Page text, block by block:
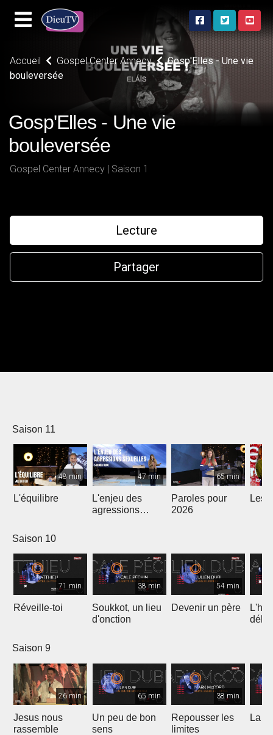
Accueil Gospel Center Annecy
Gosp'Elles - Une vie
bouleversée
Gosp'Elles - Une vie
bouleversée
Gospel Center Annecy | Saison 1
Lecture
Partager
Saison 11
48 min
L'équilibre
47 min
L'enjeu des
agressions
65 min
Paroles pour
2026
Les
Saison 10
71 min
Réveille-toi
38 min
Soukkot, un lieu
d'onction
54 min
Devenir un père
Saison 9
26 min
Jesus nous
rassemble
65 min
Un peu de bon
sens
38 min
Repousser les
limites
La